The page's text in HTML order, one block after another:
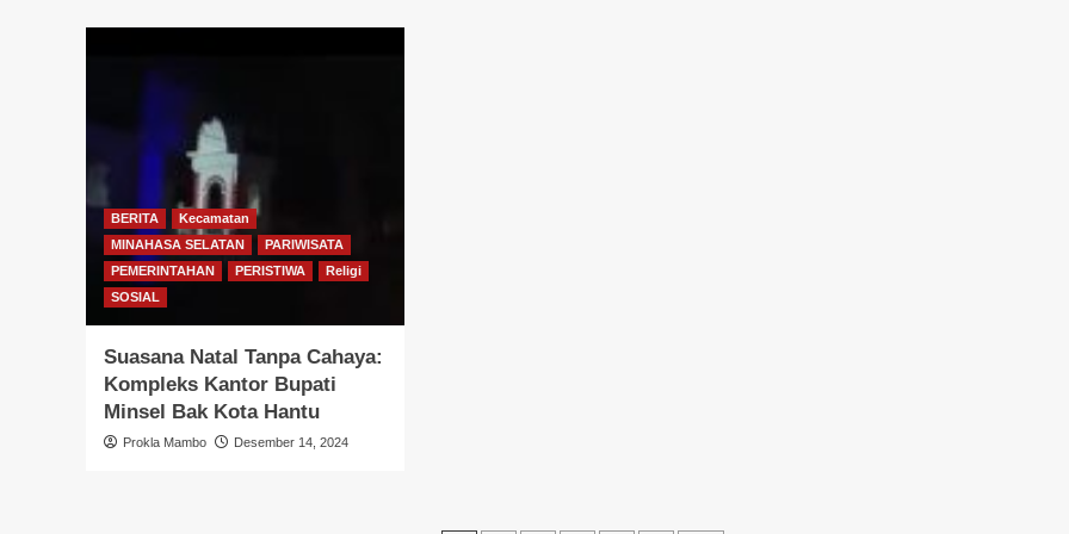
BERITA
Kecamatan
MINAHASA SELATAN
PARIWISATA
PEMERINTAHAN
PERISTIWA
Religi
SOSIAL
Suasana Natal Tanpa Cahaya:
Kompleks Kantor Bupati
Minsel Bak Kota Hantu
Prokla Mambo Desember 14, 2024